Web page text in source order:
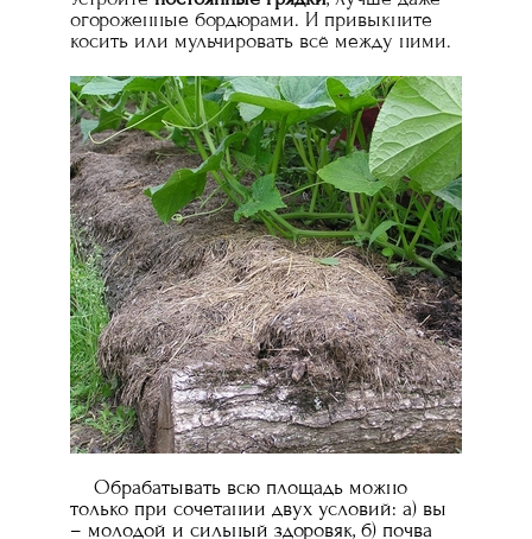
огороженные бордюрами. И привыкните
косить или мульчировать всё между ними.
Обрабатывать всю площадь можно
только при сочетании двух условий: а) вы
– молодой и сильный здоровяк, б) почва